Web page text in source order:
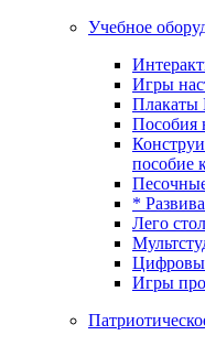
Учебное
Игры
Плакаты
Пособия
пособие
*
Лего
Игры